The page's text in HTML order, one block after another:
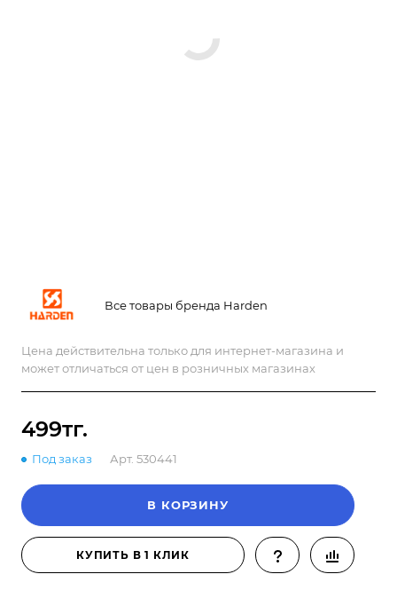
Все товары бренда Harden
Цена действительна только для интернет-магазина и
может отличаться от цен в розничных магазинах
499тг.
Под заказ Арт. 530441
В КОРЗИНУ
КУПИТЬ В 1 КЛИК